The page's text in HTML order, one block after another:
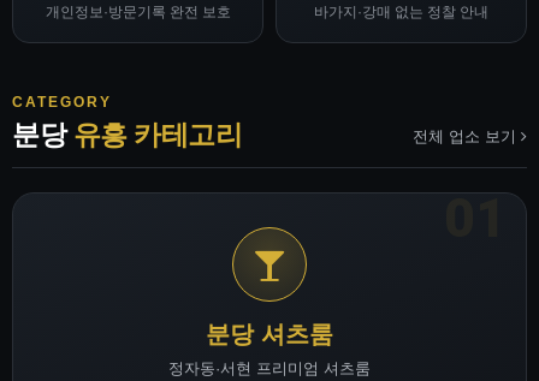
개인정보·방문기록 완전 보호 바가지·강매 없는 정찰 안내
CATEGORY
분당유흥 카테고리 전체 업소 보기
분당 셔츠룸
정자동·서현 프리미엄 셔츠룸